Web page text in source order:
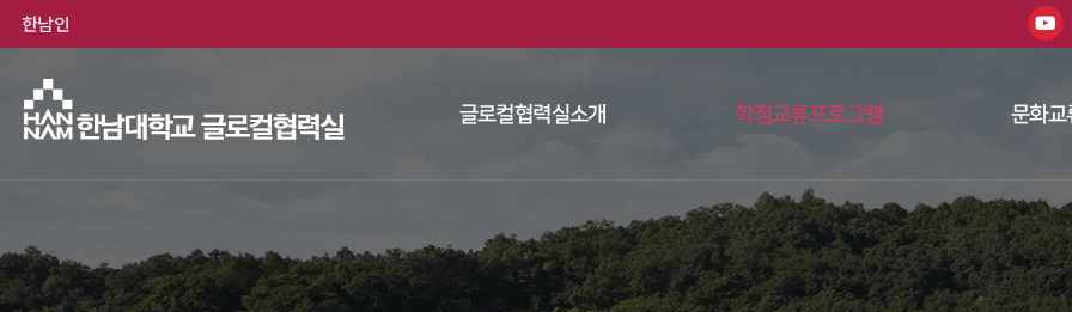
한남대학교
한남인
글로컬협력실소개 학점교류프로그램 문화